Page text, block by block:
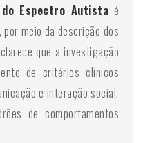
Espectro Autista é
meio da descrição dos
que a investigação
de critérios clínicos
e interação social,
de comportamentos